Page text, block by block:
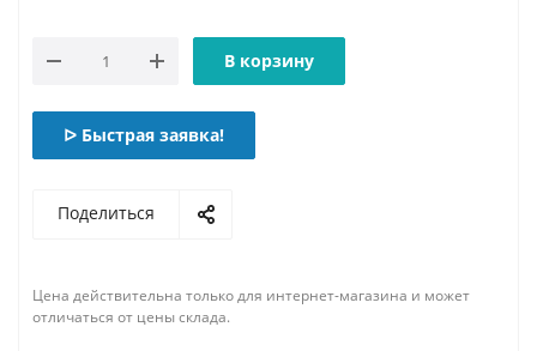
В корзину
ᐅ Быстрая заявка!
Поделиться
Цена действительна только для интернет-магазина и может
отличаться от цены склада.